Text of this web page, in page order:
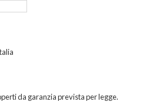
da garanzia prevista per legge.